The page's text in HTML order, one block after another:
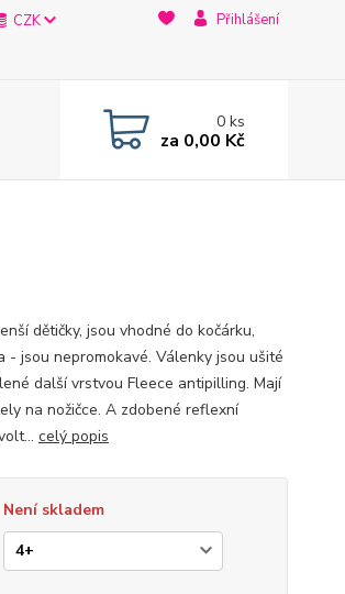
CZK Přihlášení
0ks
za 0,00 Kč
dětičky, jsou vhodné do kočárku,
- jsou nepromokavé. Válenky jsou ušité
další vrstvou Fleece antipilling. Mají
na nožičce. A zdobené reflexní
celý popis
Není skladem